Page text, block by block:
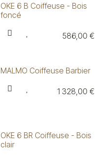
OKE 6 B Coiffeuse - Bois
foncé
586,00 €
MALMO Coiffeuse Barbier
1 328,00 €
OKE 6 BR Coiffeuse - Bois
clair